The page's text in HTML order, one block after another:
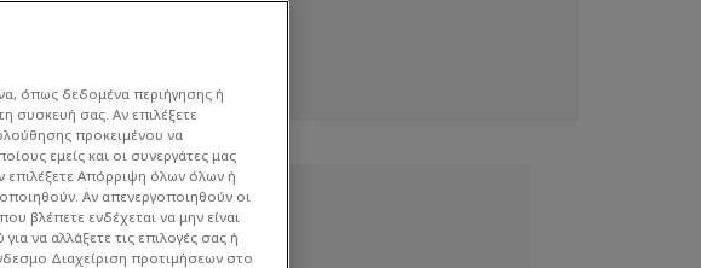
η
όπως δεδομένα περιήγησης ή
συσκευή σας. Αν επιλέξετε
προκειμένου να
εμείς και οι συνεργάτες μας
Απόρριψη όλων όλων ή
Αν απενεργοποιηθούν οι
βλέπετε ενδέχεται να μην είναι
να αλλάξετε τις επιλογές σας ή
Διαχείριση προτιμήσεων στο